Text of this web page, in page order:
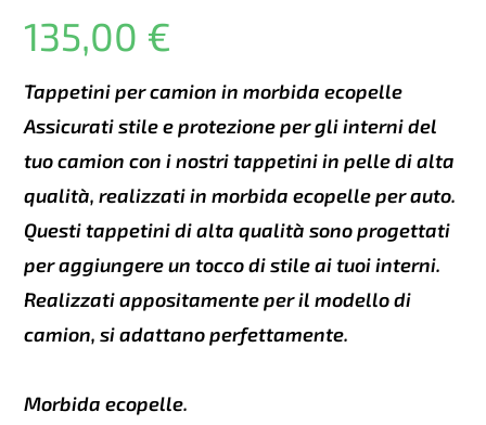
135,00 €
Tappetini per camion in morbida ecopelle
Assicurati stile e protezione per gli interni del
tuo camion con i nostri tappetini in pelle di alta
qualità, realizzati in morbida ecopelle per auto.
Questi tappetini di alta qualità sono progettati
per aggiungere un tocco di stile ai tuoi interni.
Realizzati appositamente per il modello di
camion, si adattano perfettamente.
Morbida ecopelle.